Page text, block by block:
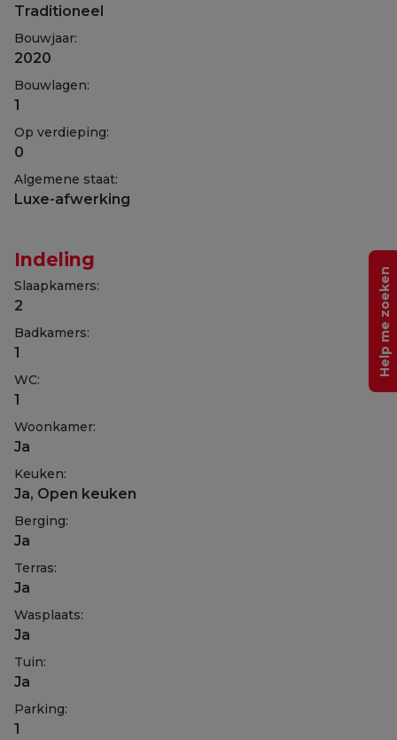
Traditioneel
Bouwjaar:
2020
Bouwlagen:
1
Op verdieping:
0
Algemene staat:
Luxe-afwerking
Indeling
Slaapkamers:
2
Badkamers:
1
WC:
1
Woonkamer:
Ja
Keuken:
Ja, Open keuken
Berging:
Ja
Terras:
Ja
Wasplaats:
Ja
Tuin:
Ja
Parking:
1
Help me zoeken